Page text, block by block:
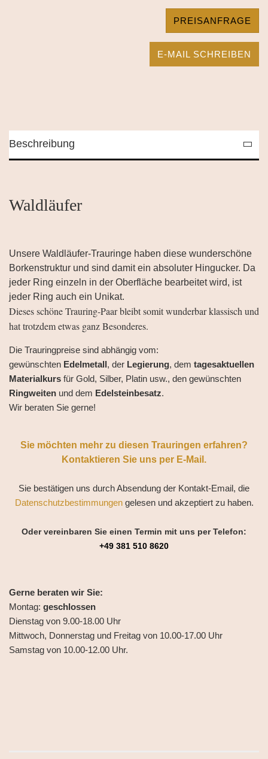
PREISANFRAGE
E-MAIL SCHREIBEN
Beschreibung
Waldläufer
Unsere Waldläufer-Trauringe haben diese wunderschöne
Borkenstruktur und sind damit ein absoluter Hingucker. Da
jeder Ring einzeln in der Oberfläche bearbeitet wird, ist
jeder Ring auch ein Unikat.
Dieses schöne Trauring-Paar bleibt somit wunderbar klassisch und
hat trotzdem etwas ganz Besonderes.
Die Trauringpreise sind abhängig vom:
gewünschten Edelmetall, der Legierung, dem tagesaktuellen
Materialkurs für Gold, Silber, Platin usw., den gewünschten
Ringweiten und dem Edelsteinbesatz.
Wir beraten Sie gerne!
Sie möchten mehr zu diesen Trauringen erfahren?
Kontaktieren Sie uns per E-Mail.
Sie bestätigen uns durch Absendung der Kontakt-Email, die
Datenschutzbestimmungengelesen und akzeptiert zu haben.
Oder vereinbaren Sie einen Termin mit uns per Telefon:
+49 381 510 8620
Gerne beraten wir Sie:
Montag: geschlossen
Dienstag von 9.00-18.00 Uhr
Mittwoch, Donnerstag und Freitag von 10.00-17.00 Uhr
Samstag von 10.00-12.00 Uhr.